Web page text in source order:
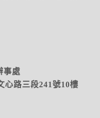
事處
心路三段241號10樓